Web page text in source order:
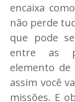
encaixa
não perde
que pode
entre as
elemento de
assim você
missões. E